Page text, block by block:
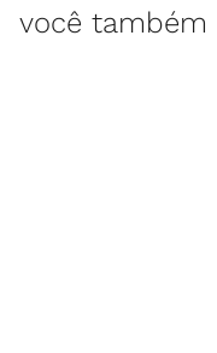
você também